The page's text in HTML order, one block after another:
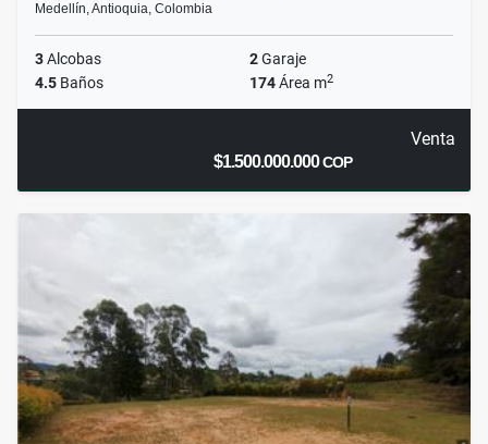
Medellín, Antioquia, Colombia
3Alcobas 2Garaje
4.5 Baños 174Área m2
Venta
$1.500.000.000COP